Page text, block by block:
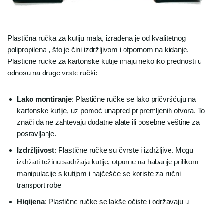
Plastična ručka za kutiju mala, izrađena je od kvalitetnog
polipropilena , što je čini izdržljivom i otpornom na kidanje.
Plastične ručke za kartonske kutije imaju nekoliko prednosti u
odnosu na druge vrste ručki:
Lako montiranje: Plastične ručke se lako pričvršćuju na
kartonske kutije, uz pomoć unapred pripremljenih otvora. To
znači da ne zahtevaju dodatne alate ili posebne veštine za
postavljanje.
Izdržljivost: Plastične ručke su čvrste i izdržljive. Mogu
izdržati težinu sadržaja kutije, otporne na habanje prilikom
manipulacije s kutijom i najčešće se koriste za ručni
transport robe.
Higijena: Plastične ručke se lakše očiste i održavaju u